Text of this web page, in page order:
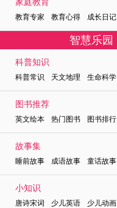
家庭教育
教育专家 教育心得 成长日记
智慧乐园
科普知识
科普常识 天文地理 生命科学
图书推荐
英文绘本 热门图书 图书排行
故事集
睡前故事 成语故事 童话故事
小知识
唐诗宋词 少儿英语 少儿动画